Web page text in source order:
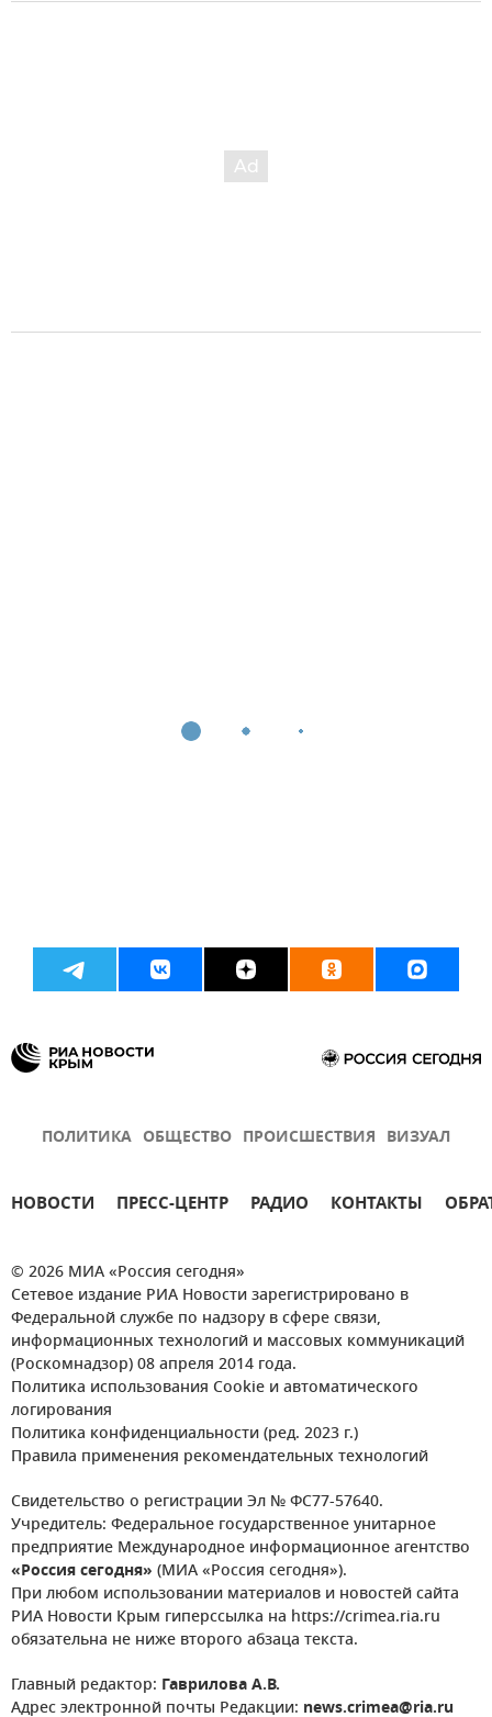
ПОЛИТИКА ОБЩЕСТВО ПРОИСШЕСТВИЯ ВИЗУАЛ
НОВОСТИ ПРЕСС-ЦЕНТР РАДИО КОНТАКТЫ
© 2026 МИА «Россия сегодня»
Сетевое издание РИА Новости зарегистрировано в
Федеральной службе по надзору в сфере связи,
информационных технологий и массовых коммуникаций
(Роскомнадзор) 08 апреля 2014 года.
Политика использования Cookie и автоматического
логирования
Политика конфиденциальности (ред. 2023 г.)
Правила применения рекомендательных технологий
Свидетельство о регистрации Эл № ФС77-57640.
Учредитель: Федеральное государственное унитарное
предприятие Международное информационное агентство
«Россия сегодня» (МИА «Россия сегодня»).
При любом использовании материалов и новостей сайта
РИА Новости Крым гиперссылка на https://crimea.ria.ru
обязательна не ниже второго абзаца текста.
Главный редактор: Гаврилова А.В.
Адрес электронной почты Редакции: news.crimea@ria.ru